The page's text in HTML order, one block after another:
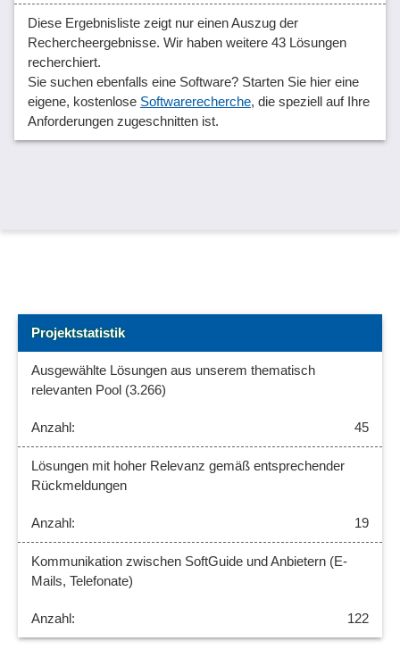
Diese Ergebnisliste zeigt nur einen Auszug der
Rechercheergebnisse. Wir haben weitere 43 Lösungen
recherchiert.
Sie suchen ebenfalls eine Software? Starten Sie hier eine
eigene, kostenlose Softwarerecherche, die speziell auf Ihre
Anforderungen zugeschnitten ist.
Projektstatistik
Ausgewählte Lösungen aus unserem thematisch
relevanten Pool (3.266)
45
Lösungen mit hoher Relevanz gemäß entsprechender
Rückmeldungen
19
Kommunikation zwischen SoftGuide und Anbietern (E-
Mails, Telefonate)
122